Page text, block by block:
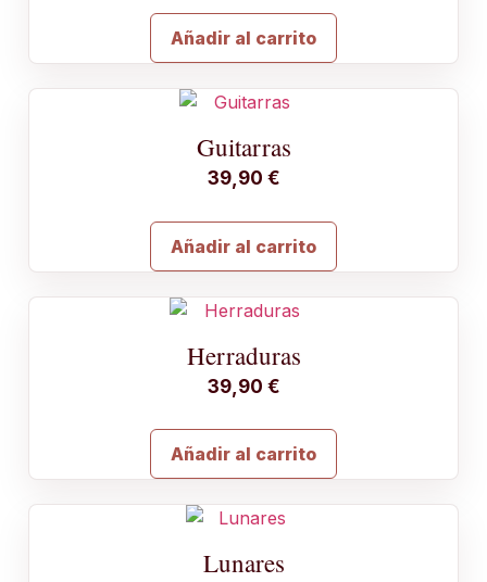
Añadir al carrito
Guitarras
39,90 €
Añadir al carrito
Herraduras
39,90 €
Añadir al carrito
Lunares